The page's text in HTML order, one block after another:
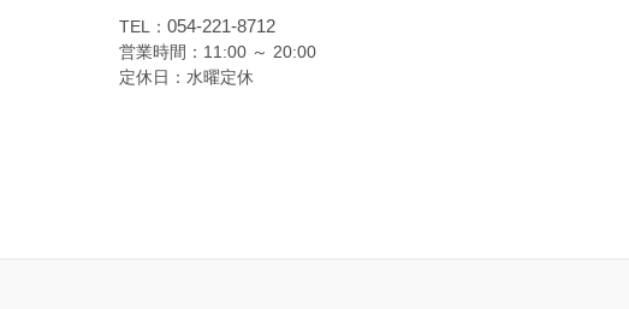
TEL： 054-221-8712
営業時間：11:00 ～ 20:00
定休日：水曜定休